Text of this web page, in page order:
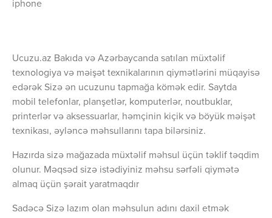
iphone
Ucuzu.az Bakıda və Azərbaycanda satılan müxtəlif
texnologiya və məişət texnikalarının qiymətlərini müqayisə
edərək Sizə ən ucuzunu tapmağa kömək edir. Saytda
mobil telefonlar, planşetlər, komputerlər, noutbuklar,
printerlər və aksessuarlar, həmçinin kiçik və böyük məişət
texnikası, əyləncə məhsullarını tapa bilərsiniz.
Hazırda sizə mağazada müxtəlif məhsul üçün təklif təqdim
olunur. Məqsəd sizə istədiyiniz məhsu sərfəli qiymətə
almaq üçün şərait yaratmaqdır
Sadəcə Sizə lazım olan məhsulun adını daxil etmək